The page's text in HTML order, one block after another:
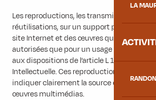
LA
Les reproductions, les transmissions, les
réutilisations, sur un support papier ou
site Internet et des œuvres qui y sont
autorisées que pour un usage personnel et
aux dispositions de l’article L 122-5 du
Intellectuelle. Ces reproductions devront
indiquer clairement la source et l’auteur
œuvres multimédias.